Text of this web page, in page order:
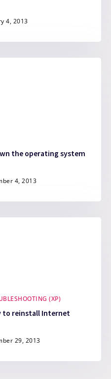
4, 2013
the operating system
4, 2013
(XP)
to reinstall Internet
29, 2013